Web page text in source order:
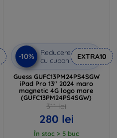
-10%
Reducere
cu cupon
EXTRA10
Guess GUFC13PM24PS4SGW
iPad Pro 13" 2024 maro
magnetic 4G logo mare
(GUFC13PM24PS4SGW)
311 lei
280 lei
În stoc > 5 buc